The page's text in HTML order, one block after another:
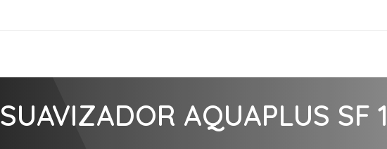
SUAVIZADOR AQUAPLUS SF